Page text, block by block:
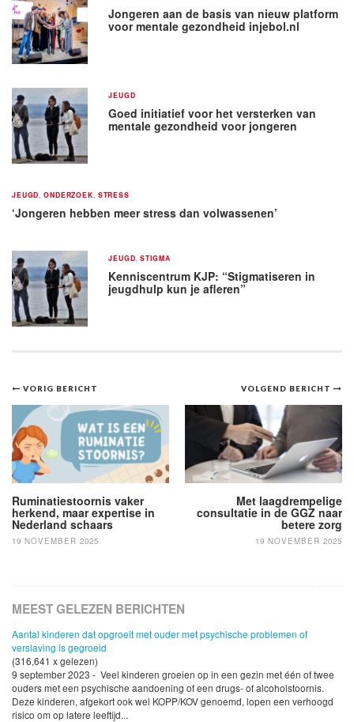
Jongeren aan de basis van nieuw platform
voor mentale gezondheid injebol.nl
JEUGD
Goed initiatief voor het versterken van
mentale gezondheid voor jongeren
JEUGD ,ONDERZOEK STRESS
‘Jongeren hebben meer stress dan volwassenen’
JEUGD ,STIGMA
Kenniscentrum KJP: “Stigmatiseren in
jeugdhulp kun je afleren”
Bericht
navigatie
VOLGEND BERICHT
Met laagdrempelige
consultatie in de GGZ naar
betere zorg
19 NOVEMBER 2025
VORIG BERICHT
Ruminatiestoornis vaker
herkend, maar expertise in
Nederland schaars
19 NOVEMBER 2025
MEEST GELEZEN BERICHTEN
Aantal kinderen dat opgroeit met ouder met psychische problemen of
verslaving is gegroeid
(316,641 x gelezen)
9 september 2023 - Veel kinderen groeien op in een gezin met één of twee
ouders met een psychische aandoening of een drugs- of alcoholstoornis.
Deze kinderen, afgekort ook wel KOPP/KOV genoemd, lopen een verhoogd
risico om op latere leeftijd...